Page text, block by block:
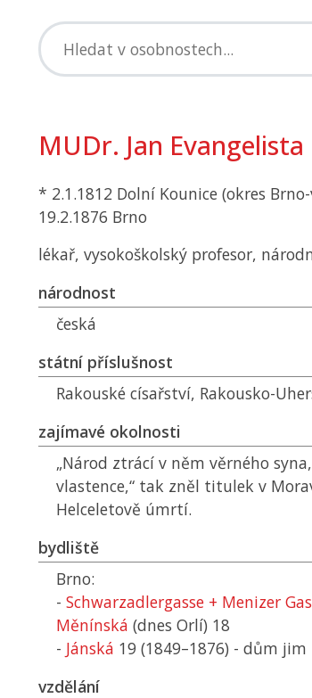
MUDr. Jan
* 2.1.1812 Dolní Kounice (okres
19.2.1876 Brno
lékař, vysokoškolský profesor,
národnost
česká
státní příslušnost
Rakouské císařství, Rakousko-
zajímavé okolnosti
„Národ ztrácí v něm věrného
vlastence,“ tak zněl titulek v
Helceletově úmrtí.
bydliště
Brno:
- Schwarzadlergasse + Menizer
Měnínská (dnes Orlí) 18
- Jánská 19 (1849–1876) - dům
vzdělání